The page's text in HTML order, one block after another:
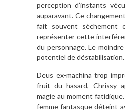
perception d’instants
auparavant. Ce
fait souvent sèchement
représenter cette
du personnage. Le
potentiel de déstabilisation.
Deus ex-machina trop
fruit du hasard, Chrissy
magie au moment
femme fantasque déteint